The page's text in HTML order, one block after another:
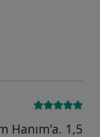
Hanım'a. 1,5